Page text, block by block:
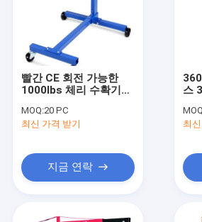
빨간 CE 회전 가능한
1000lbs 체리 수확기와
MOQ:20 PC
최신 가격 받기
지금 연락
스
최